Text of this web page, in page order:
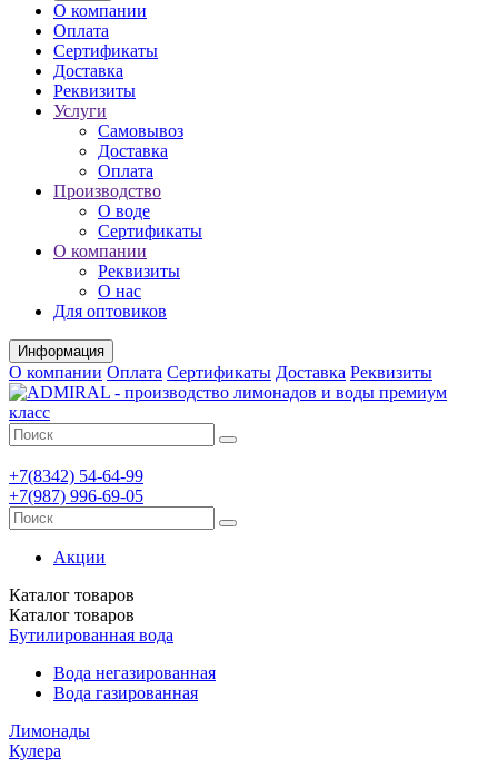
О компании
Оплата
Сертификаты
Доставка
Реквизиты
Услуги
Самовывоз
Доставка
Оплата
Производство
О воде
Сертификаты
О компании
Реквизиты
О нас
Для оптовиков
Информация
О компании Оплата Сертификаты Доставка Реквизиты
+7(8342) 54-64-99
+7(987) 996-69-05
Акции
Каталог товаров
Каталог товаров
Бутилированная вода
Вода негазированная
Вода газированная
Лимонады
Кулера